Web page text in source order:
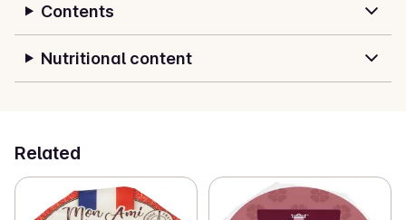
Contents
Nutritional content
Related